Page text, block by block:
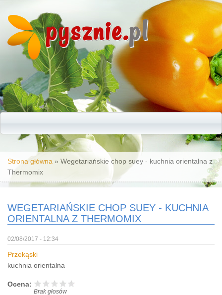
pysznie.pl
Jesteś tutaj
Strona główna » Wegetariańskie chop suey - kuchnia orientalna z
Thermomix
WEGETARIAŃSKIE CHOP SUEY - KUCHNIA
ORIENTALNA Z THERMOMIX
02/08/2017 - 12:34
Przekąski
kuchnia orientalna
Ocena:
Brak głosów